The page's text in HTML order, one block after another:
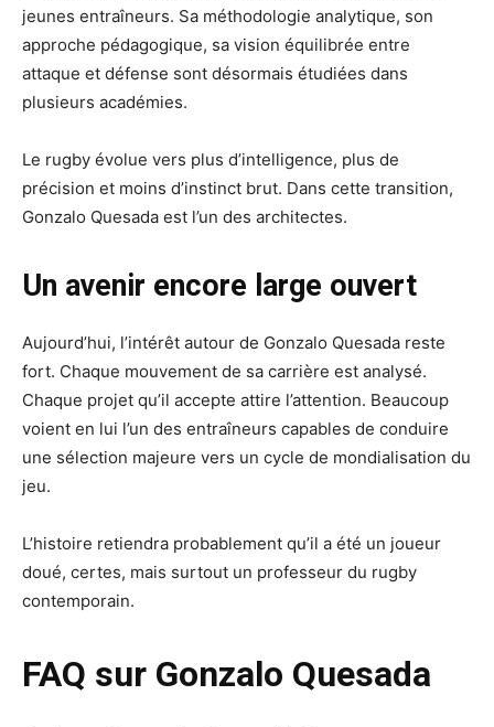
jeunes entraîneurs. Sa méthodologie analytique, son
approche pédagogique, sa vision équilibrée entre
attaque et défense sont désormais étudiées dans
plusieurs académies.
Le rugby évolue vers plus d’intelligence, plus de
précision et moins d’instinct brut. Dans cette transition,
Gonzalo Quesada est l’un des architectes.
Un avenir encore large ouvert
Aujourd’hui, l’intérêt autour de Gonzalo Quesada reste
fort. Chaque mouvement de sa carrière est analysé.
Chaque projet qu’il accepte attire l’attention. Beaucoup
voient en lui l’un des entraîneurs capables de conduire
une sélection majeure vers un cycle de mondialisation du
jeu.
L’histoire retiendra probablement qu’il a été un joueur
doué, certes, mais surtout un professeur du rugby
contemporain.
FAQ sur Gonzalo Quesada